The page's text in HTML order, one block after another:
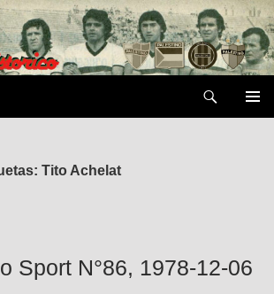
Tito Achelat
Sport N°86, 1978-12-06